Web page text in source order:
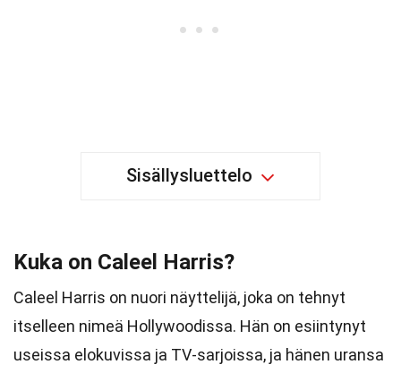
Sisällysluettelo
Kuka on Caleel Harris?
Caleel Harris on nuori näyttelijä, joka on tehnyt
itselleen nimeä Hollywoodissa. Hän on esiintynyt
useissa elokuvissa ja TV-sarjoissa, ja hänen uransa